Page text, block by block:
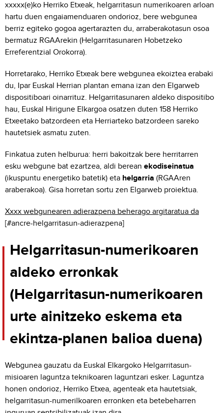
xxxxx(e)ko Herriko Etxeak, helgarritasun numerikoaren arloan
hartu duen engaiamenduaren ondorioz, bere webgunea
berriz egiteko gogoa agertarazten du, arraberakotasun osoa
bermatuz RGAArekin (Helgarritasunaren Hobetzeko
Erreferentzial Orokorra).
Horretarako, Herriko Etxeak bere webgunea ekoiztea erabaki
du, Ipar Euskal Herrian plantan emana izan den Elgarweb
dispositiboari oinarrituz. Helgarritasunaren aldeko dispositibo
hau, Euskal Hirigune Elkargoa osatzen duten 158 Herriko
Etxeetako batzordeen eta Herriarteko batzordeen sareko
hautetsiek asmatu zuten.
Finkatua zuten helburua: herri bakoitzak bere herritarren
esku webgune bat ezartzea, aldi berean ekodiseinatua
(ikuspuntu energetiko batetik) eta helgarria (RGAAren
araberakoa). Gisa horretan sortu zen Elgarweb proiektua.
Xxxx webgunearen adierazpena beherago argitaratua da
[#ancre-helgarritasun-adierazpena]
Helgarritasun-numerikoaren
aldeko erronkak
(Helgarritasun-numerikoaren
urte ainitzeko eskema eta
ekintza-planen balioa duena)
Webgunea gauzatu da Euskal Elkargoko Helgarritasun-
misioaren laguntza teknikoaren laguntzari esker. Laguntza
honen ondorioz, Herriko Etxea, agenteak eta hautetsiak,
helgarritasun-numerilkoaren erronken eta betebeharren